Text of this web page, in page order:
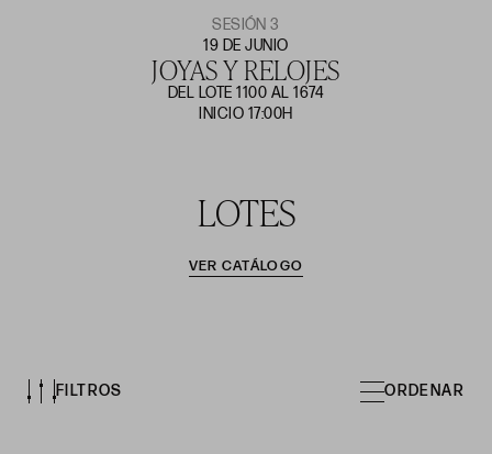
SESIÓN 3
19 DE JUNIO
JOYAS Y RELOJES
DEL LOTE 1100 AL 1674
INICIO 17:00H
LOTES
VER CATÁLOGO
FILTROS ORDENAR